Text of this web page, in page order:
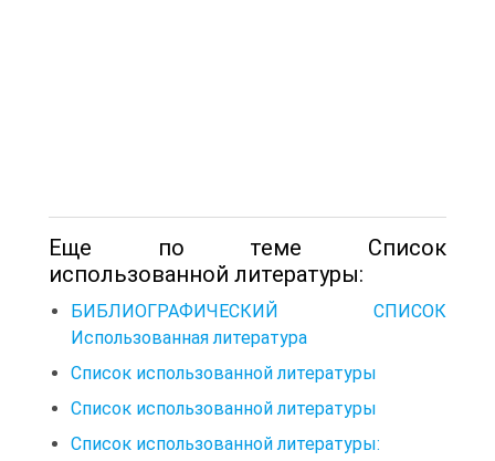
Еще по теме Список
использованной литературы:
БИБЛИОГРАФИЧЕСКИЙ СПИСОК
Использованная литература
Список использованной литературы
Список использованной литературы
Список использованной литературы: